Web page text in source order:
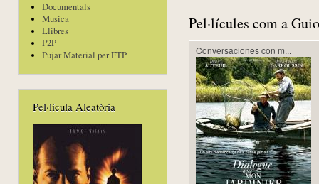
Documentals
Musica
Llibres
P2P
Pujar Material per FTP
Pel·lícula Aleatòria
Pel·lícules com a
Conversaciones con m...